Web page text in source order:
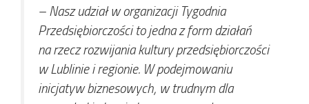
– Nasz udział w organizacji Tygodnia
Przedsiębiorczości to jedna z form działań
na rzecz rozwijania kultury przedsiębiorczości
w Lublinie i regionie. W podejmowaniu
inicjatyw biznesowych, w trudnym dla